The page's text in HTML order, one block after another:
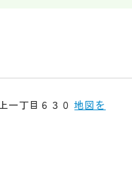
一丁目６３０地図を